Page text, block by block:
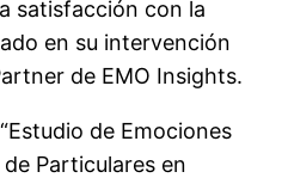
satisfacción con la
en su intervención
de EMO Insights.
de Emociones
Particulares en